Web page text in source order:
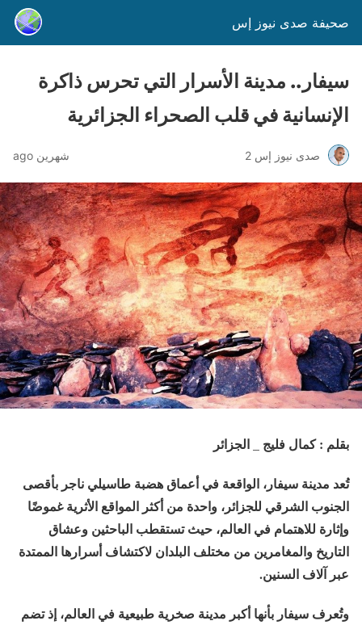
صحيفة صدى نيوز إس
سيفار.. مدينة الأسرار التي تحرس ذاكرة
الإنسانية في قلب الصحراء الجزائرية
صدى نيوز إس 2 شهرين ago
بقلم : كمال فليج _ الجزائر
تُعد مدينة سيفار، الواقعة في أعماق هضبة طاسيلي ناجر بأقصى
الجنوب الشرقي للجزائر، واحدة من أكثر المواقع الأثرية غموضًا
وإثارة للاهتمام في العالم، حيث تستقطب الباحثين وعشاق
التاريخ والمغامرين من مختلف البلدان لاكتشاف أسرارها الممتدة
عبر آلاف السنين.
وتُعرف سيفار بأنها أكبر مدينة صخرية طبيعية في العالم، إذ تضم